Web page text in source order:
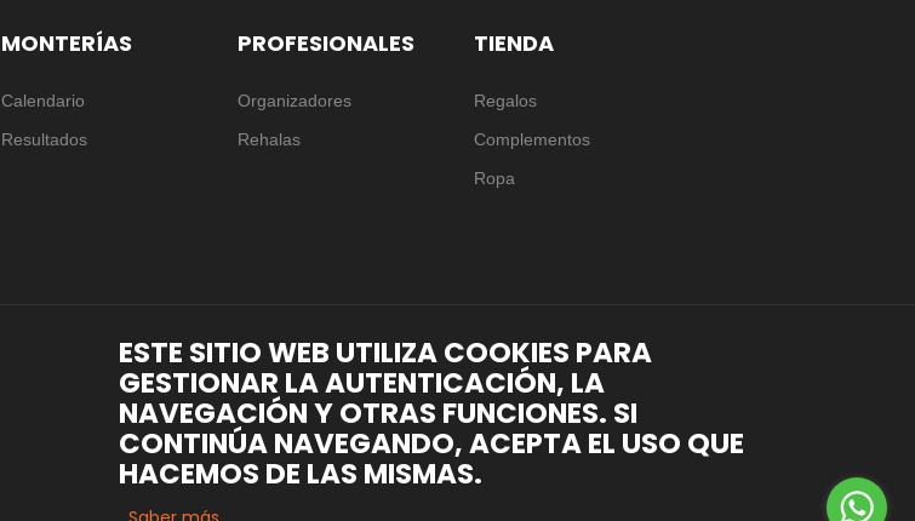
MONTERÍAS
Calendario
Resultados
PROFESIONALES
Organizadores
Rehalas
TIENDA
Regalos
Complementos
Ropa
ESTE SITIO WEB UTILIZA COOKIES PARA
GESTIONAR LA AUTENTICACIÓN, LA
NAVEGACIÓN Y OTRAS FUNCIONES. SI
CONTINÚA NAVEGANDO, ACEPTA EL USO QUE
HACEMOS DE LAS MISMAS.